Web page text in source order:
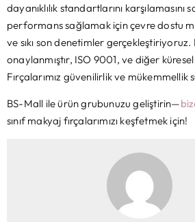
dayanıklılık standartlarını karşılamasını
performans sağlamak için çevre dostu
ve sıkı son denetimler gerçekleştiriyoruz.
onaylanmıştır, ISO 9001, ve diğer
Fırçalarımız güvenilirlik ve mükemmellik
BS-Mall ile ürün grubunuzu geliştirin—
sınıf makyaj fırçalarımızı keşfetmek için!